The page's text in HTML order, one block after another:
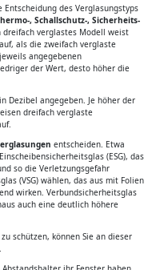
des Verglasungstyps
, Schallschutz-, Sicherheits-
dreifach verglastes Modell weist
als die zweifach verglaste
angegebenen
der Wert, desto höher die
Dezibel angegeben. Je höher der
dreifach verglaste
entscheiden. Etwa
(ESG), das
so die Verletzungsgefahr
(VSG) wählen, das aus mit Folien
wirken. Verbundsicherheitsglas
auch eine deutlich höhere
schützen, können Sie an dieser